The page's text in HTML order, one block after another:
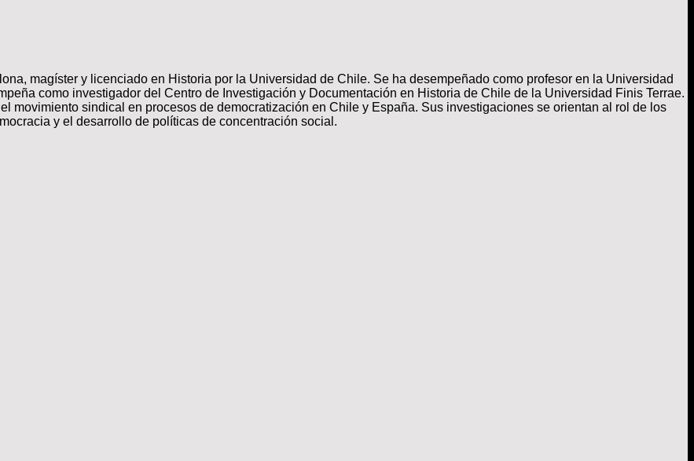
magíster y licenciado en Historia por la Universidad de Chile. Se ha desempeñado como profesor en la Universidad
como investigador del Centro de Investigación y Documentación en Historia de Chile de la Universidad Finis Terrae.
movimiento sindical en procesos de democratización en Chile y España. Sus investigaciones se orientan al rol de los
y el desarrollo de políticas de concentración social.